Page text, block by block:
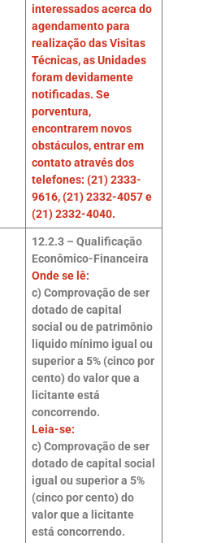
interessados acerca do
agendamento para
realização das Visitas
Técnicas, as Unidades
foram devidamente
notificadas. Se
porventura,
encontrarem novos
obstáculos, entrar em
contato através dos
telefones: (21) 2333-
9616, (21) 2332-4057 e
(21) 2332-4040.
12.2.3 – Qualificação
Econômico-Financeira
Onde se lê:
c) Comprovação de ser
dotado de capital
social ou de patrimônio
liquido mínimo igual ou
superior a 5% (cinco por
cento) do valor que a
licitante está
concorrendo.
Leia-se:
c) Comprovação de ser
dotado de capital social
igual ou superior a 5%
(cinco por cento) do
valor que a licitante
está concorrendo.